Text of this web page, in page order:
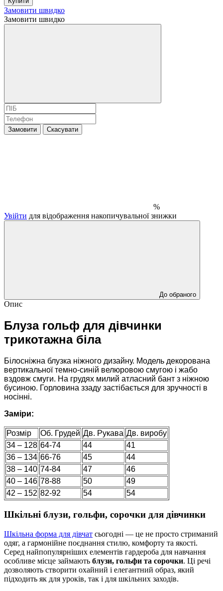
Замовити швидко
Замовити швидко
Замовити Скасувати
%
Увійти для відображення накопичувальної знижки
До обраного
Опис
Блуза гольф для дівчинки
трикотажна біла
Білосніжна блузка ніжного дизайну. Модель декорована
вертикальної темно-синій велюровою смугою і жабо
вздовж смуги. На грудях милий атласний бант з ніжною
бусиною. Горловина ззаду застібається для зручності в
носінні.
Заміри:
Розмір Об. Грудей Дв. Рукава Дв. виробу
34 – 128 64-74 44
41
36 – 134 66-76 45
44
38 – 140 74-84 47
46
40 – 146 78-88 50
49
42 – 152 82-92 54 54
Шкільні блузи, гольфи, сорочки для дівчинки
Шкільна форма для дівчат сьогодні — це не просто стриманий
одяг, а гармонійне поєднання стилю, комфорту та якості.
Серед найпопулярніших елементів гардероба для навчання
особливе місце займають блузи, гольфи та сорочки. Ці речі
дозволяють створити охайний і елегантний образ, який
підходить як для уроків, так і для шкільних заходів.